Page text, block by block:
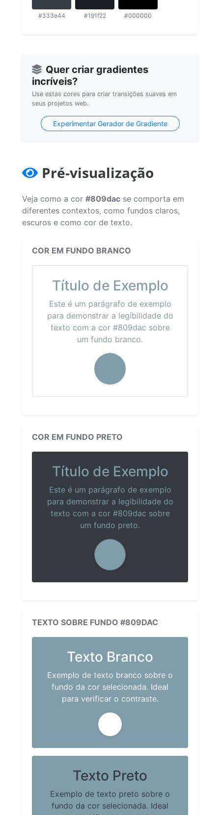
#333e44 #191f22 #000000
Quer criar gradientes
incríveis?
Use estas cores para criar transições suaves em
seus projetos web.
Experimentar Gerador de Gradiente
Pré-visualização
Veja como a cor #809dac se comporta em
diferentes contextos, como fundos claros,
escuros e como cor de texto.
COR EM FUNDO BRANCO
Título de Exemplo
Este é um parágrafo de exemplo
para demonstrar a legibilidade do
texto com a cor #809dac sobre
um fundo branco.
COR EM FUNDO PRETO
Título de Exemplo
Este é um parágrafo de exemplo
para demonstrar a legibilidade do
texto com a cor #809dac sobre
um fundo preto.
TEXTO SOBRE FUNDO #809DAC
Texto Branco
Exemplo de texto branco sobre o
fundo da cor selecionada. Ideal
para verificar o contraste.
Texto Preto
Exemplo de texto preto sobre o
fundo da cor selecionada. Ideal